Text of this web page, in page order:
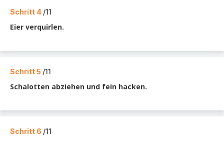
Schritt 4 /11
Eier verquirlen.
Schritt 5 /11
Schalotten abziehen und fein hacken.
Schritt 6 /11